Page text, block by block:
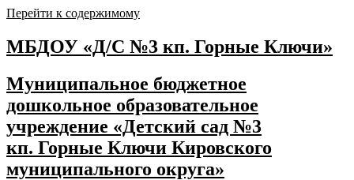
Перейти к содержимому
МБДОУ «Д/С №3 кп. Горные Ключи»
Муниципальное бюджетное
дошкольное образовательное
учреждение «Детский сад №3
кп. Горные Ключи Кировского
муниципального округа»